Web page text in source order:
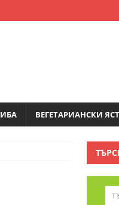
ВЕГЕТАРИАНСКИ